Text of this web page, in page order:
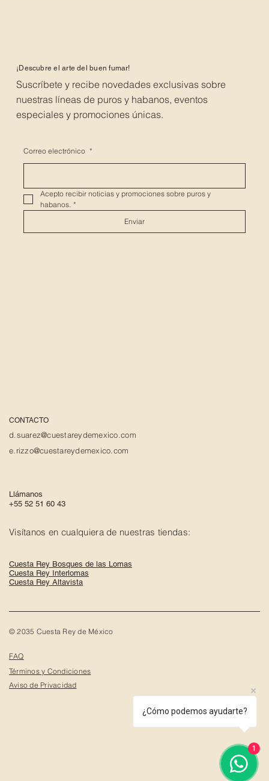
¡Descubre el arte del buen fumar!
Suscríbete y recibe novedades exclusivas sobre
nuestras líneas de puros y habanos, eventos
especiales y promociones únicas.
Correo electrónico *
Acepto recibir noticias y promociones sobre puros y
habanos. *
Enviar
CONTACTO
d.suarez@cuestareydemexico.com
e.rizzo@cuestareydemexico.com
Llámanos
+55 52 51 60 43
Visítanos en cualquiera de nuestras tiendas:
Cuesta Rey Bosques de las Lomas
Cuesta Rey Interlomas
Cuesta Rey Altavista
© 2035 Cuesta Rey de México
FAQ
Términos y Condiciones
Aviso de Privacidad
¿Cómo podemos ayudarte?
1